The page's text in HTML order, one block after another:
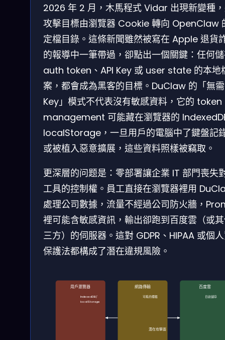
2026 年 2 月，木馬程式 Vidar 出現新變種
攻擊目標由瀏覽器 Cookie 轉向 OpenClaw
定檔目錄。這條新聞雖然被寫在 Apple 退貨
的報導中一筆帶過，卻點出一個關鍵：任何
auth token、API Key 或 user state 的本地
案，都會成為黑客的目標。DuClaw 的「無
Key」模式不代表沒有敏感資料，它的 token
management 可能藏在瀏覽器的
localStorage，一旦用戶的電腦中了鍵盤記
或被植入惡意擴展，這些資料照樣被竊取。
更深層的问题是：零部署讓企業 IT 部門喪失
工具的控制權。員工直接在瀏覽器裡用
處理公司數據，流量不經過公司防火牆，
裡可能含敏感資訊，輸出卻跑到百度雲（或
三方）的伺服器。這對 GDPR、HIPAA 或個
保護法都構成了潛在違規風險。
用戶瀏覽器
IndexedDB/
localStorage
網路傳輸
可能的攔截
百度雲
日誌儲存
潛在攻擊面